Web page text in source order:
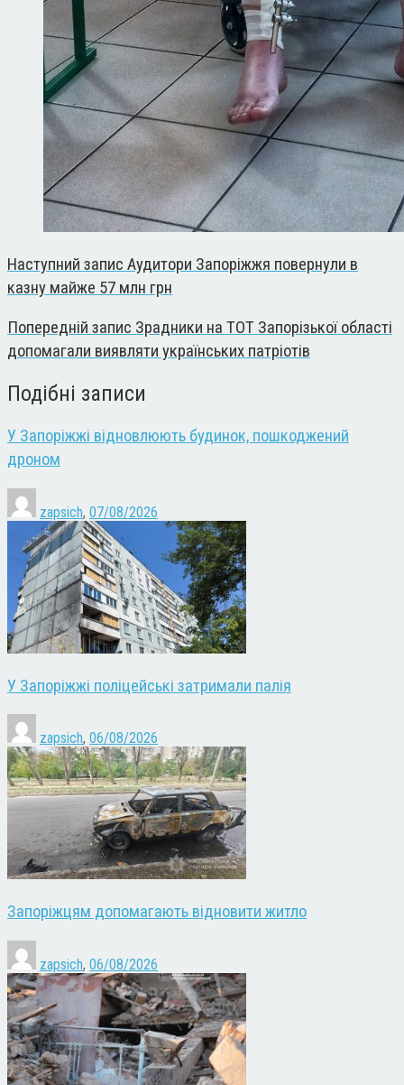
Наступний запис Аудитори Запоріжжя повернули в
казну майже 57 млн грн
Попередній запис Зрадники на ТОТ Запорізької області
допомагали виявляти українських патріотів
Подібні записи
У Запоріжжі відновлюють будинок, пошкоджений
дроном
zapsich, 07/08/2026
У Запоріжжі поліцейські затримали палія
zapsich, 06/08/2026
Запоріжцям допомагають відновити житло
zapsich, 06/08/2026